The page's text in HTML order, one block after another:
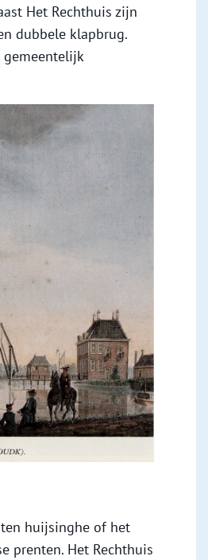
Het Rechthuis zijn
dubbele klapbrug.
gemeentelijk
huijsinghe of het
prenten. Het Rechthuis